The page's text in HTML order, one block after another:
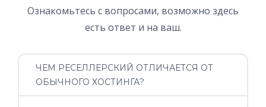
Ознакомьтесь с вопросами, возможно здесь
есть ответ и на ваш.
ЧЕМ РЕСЕЛЛЕРСКИЙ ОТЛИЧАЕТСЯ ОТ
ОБЫЧНОГО ХОСТИНГА?